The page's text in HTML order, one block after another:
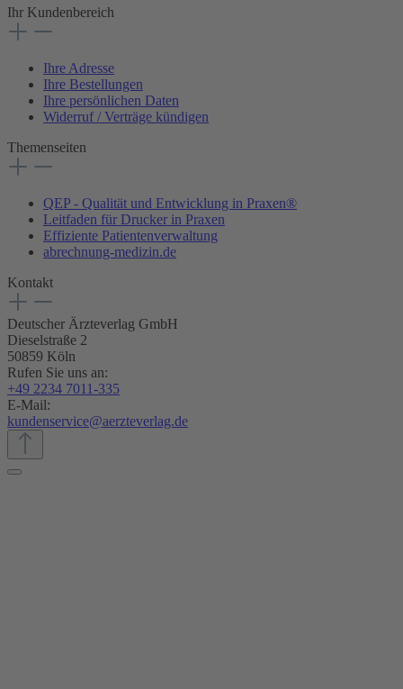
Ihr Kundenbereich
Ihre Adresse
Ihre Bestellungen
Ihre persönlichen Daten
Widerruf / Verträge kündigen
Themenseiten
QEP - Qualität und Entwicklung in Praxen®
Leitfaden für Drucker in Praxen
Effiziente Patientenverwaltung
abrechnung-medizin.de
Kontakt
Deutscher Ärzteverlag GmbH
Dieselstraße 2
50859 Köln
Rufen Sie uns an:
+49 2234 7011-335
E-Mail:
kundenservice@aerzteverlag.de